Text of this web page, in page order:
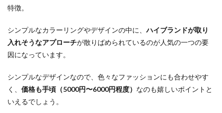
特徴。
シンプルなカラーリングやデザインの中に、ハイブランドが取り
入れそうなアプローチが散りばめられているのが人気の一つの要
因になっています。
シンプルなデザインなので、色々なファッションにも合わせやす
く、 価格も手頃（5000円〜6000円程度） なのも嬉しいポイントと
いえるでしょう。